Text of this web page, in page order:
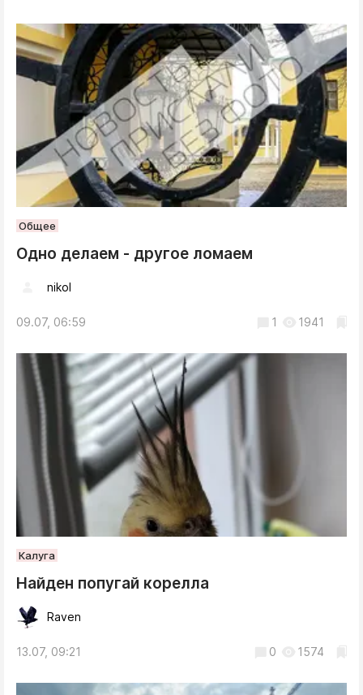
Общее
Одно делаем - другое ломаем
nikol
09.07, 06:59 1 1941
Калуга
Найден попугай корелла
Raven
13.07, 09:21 0 1574